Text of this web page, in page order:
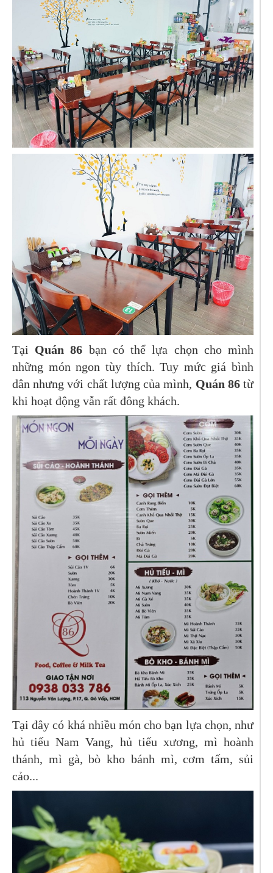
Tại Quán 86 bạn có thể lựa chọn cho mình
những món ngon tùy thích. Tuy mức giá bình
dân nhưng với chất lượng của mình, Quán 86từ
khi hoạt động vẫn rất đông khách.
Tại đây có khá nhiều món cho bạn lựa chọn, như
hủ tiếu Nam Vang, hủ tiếu xương, mì hoành
thánh, mì gà, bò kho bánh mì, cơm tấm, sủi
cảo...